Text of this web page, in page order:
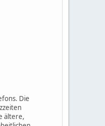
Die
ältere,